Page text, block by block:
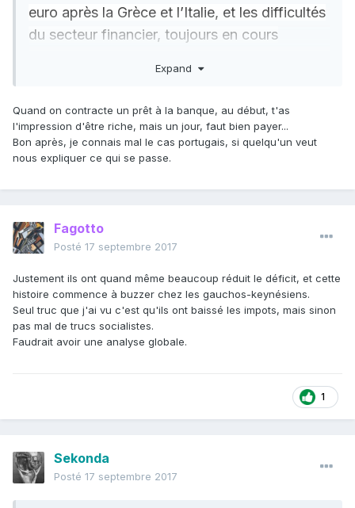
euro après la Grèce et l’Italie, et les difficultés
du secteur financier, toujours en cours
récemment renfloué la banque publique Caixa
d’euros.
Expand
Quand on contracte un prêt à la banque, au début, t'as
l'impression d'être riche, mais un jour, faut bien payer...
Bon après, je connais mal le cas portugais, si quelqu'un veut
nous expliquer ce qui se passe.
Fagotto
Posté 17 septembre 2017
Justement ils ont quand même beaucoup réduit le déficit, et cette
histoire commence à buzzer chez les gauchos-keynésiens.
Seul truc que j'ai vu c'est qu'ils ont baissé les impots, mais sinon
pas mal de trucs socialistes.
Faudrait avoir une analyse globale.
1
Sekonda
Posté 17 septembre 2017